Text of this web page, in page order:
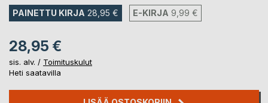
PAINETTU KIRJA 28,95 € E-KIRJA 9,99 €
28,95 €
sis. alv. / Toimituskulut
Heti saatavilla